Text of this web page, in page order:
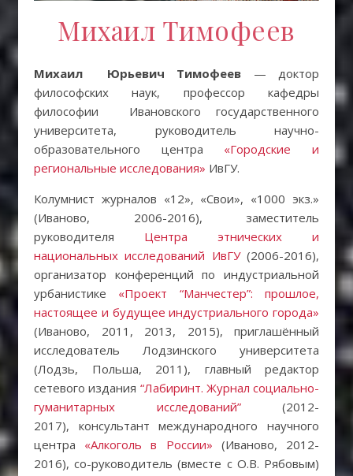
Михаил Тимофеев
Михаил Юрьевич Тимофеев — доктор
философских наук, профессор кафедры
философии Ивановского государственного
университета, руководитель научно-
образовательного центра «Городские и
региональные исследования» ИвГУ.
Колумнист журналов «12», «Свои», «1000 экз.»
(Иваново, 2006-2016), заместитель
руководителя Центра этнических и
национальных исследований ИвГУ(2006-2016),
организатор конференций по индустриальной
урбанистике «Проект “Манчестер”: прошлое,
настоящее и будущее индустриального города»
(Иваново, 2011, 2013, 2015), приглашённый
исследователь Лодзинского университета
(Лодзь, Польша, 2011), главный редактор
сетевого издания “Лабиринт. Журнал социально-
гуманитарных исследований”(2012-
2017), консультант международного научного
центра «Алкоголь в России» (Иваново, 2012-
2016), со-руководитель (вместе с О.В. Рябовым)